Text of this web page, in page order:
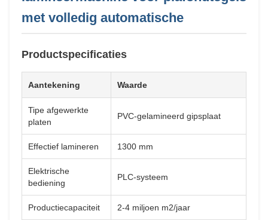
met volledig automatische
Productspecificaties
Aantekening Waarde
Tipe afgewerkte
platen
PVC-gelamineerd gipsplaat
Effectief lamineren 1300 mm
Elektrische
bediening
PLC-systeem
Productiecapaciteit 2-4 miljoen m2/jaar